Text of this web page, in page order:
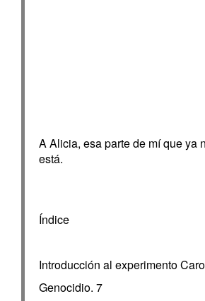
A Alicia, esa parte de mí que ya
está.
Índice
Introducción al experimento
Genocidio. 7